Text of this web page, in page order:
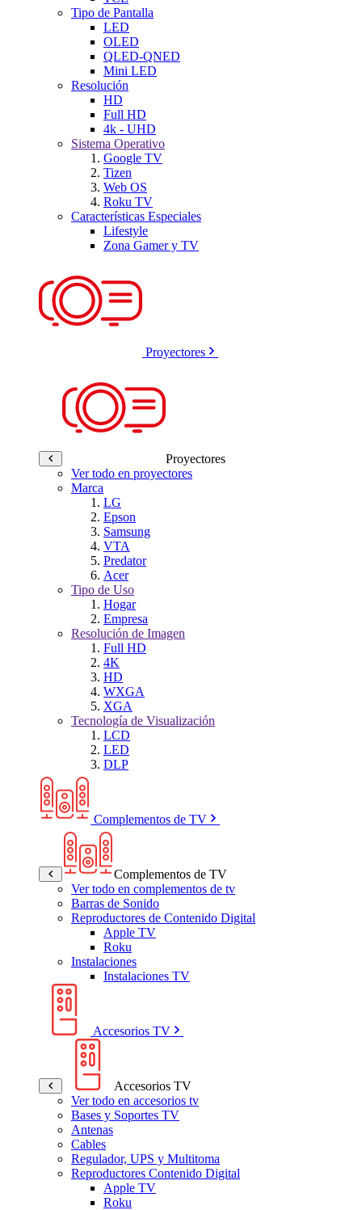
Tipo de Pantalla
LED
OLED
QLED-QNED
Mini LED
Resolución
HD
Full HD
4k - UHD
Sistema Operativo
Google TV
Tizen
Web OS
Roku TV
Características Especiales
Lifestyle
Zona Gamer y TV
Proyectores
Proyectores
Ver todo en proyectores
Marca
LG
Epson
Samsung
VTA
Predator
Acer
Tipo de Uso
Hogar
Empresa
Resolución de Imagen
Full HD
4K
HD
WXGA
XGA
Tecnología de Visualización
LCD
LED
DLP
Complementos de TV
Complementos de TV
Ver todo en complementos de tv
Barras de Sonido
Reproductores de Contenido Digital
Apple TV
Roku
Instalaciones
Instalaciones TV
Accesorios TV
Accesorios TV
Ver todo en accesorios tv
Bases y Soportes TV
Antenas
Cables
Regulador, UPS y Multitoma
Reproductores Contenido Digital
Apple TV
Roku